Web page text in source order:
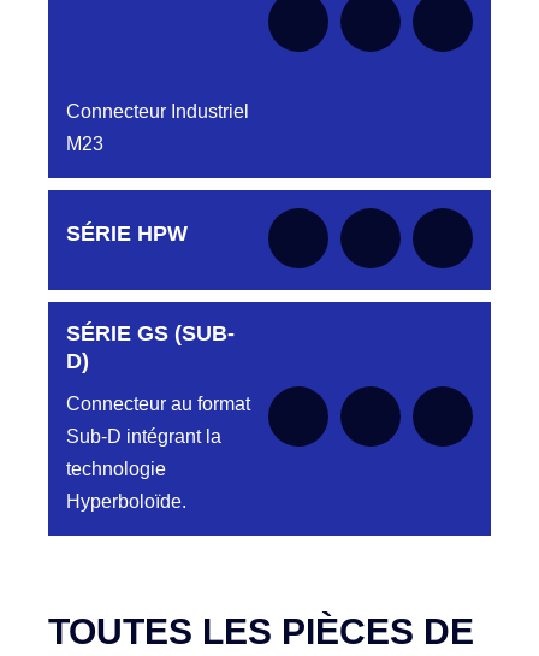
Connecteur Industriel
M23
Aucune pièce disponible pour cette série pour
le moment
SÉRIE HPW
Aucune pièce disponible pour cette série pour
SÉRIE GS (SUB-
D)
Connecteur au format
Sub-D intégrant la
technologie
Hyperboloïde.
TOUTES LES PIÈCES DE